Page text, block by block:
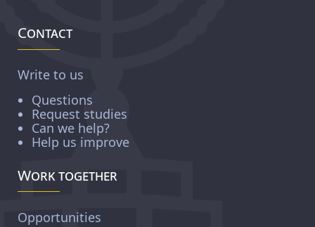
Contact
Write to us
Questions
Request studies
Can we help?
Help us improve
Work together
Opportunities